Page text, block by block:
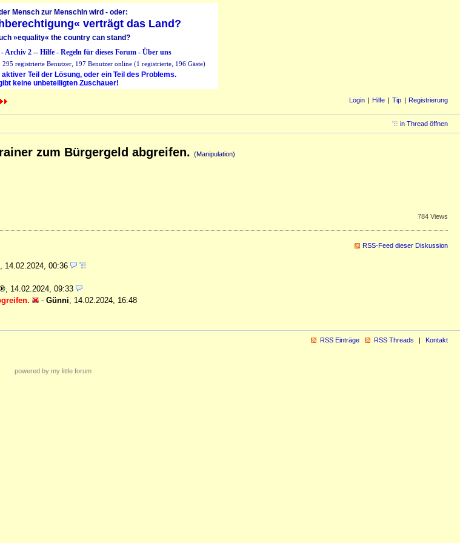
Mensch zur MenschIn wird - oder:
verträgt das Land?
»equality« the country can stand?
Archiv 2-- Hilfe- Regeln für dieses Forum- Über uns
registrierte Benutzer, 197 Benutzer online (1 registrierte, 196 Gäste)
Teil der Lösung, oder ein Teil des Problems.
keine unbeteiligten Zuschauer!
Login Hilfe Tip Registrierung
in Thread öffnen
zum Bürgergeld abgreifen. (Manipulation)
784 Views
RSS-Feed dieser Diskussion
14.02.2024, 00:36
14.02.2024, 09:33
- Günni 14.02.2024, 16:48
RSS Einträge RSS Threads Kontakt
powered by my little forum